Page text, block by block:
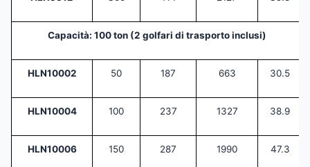
Capacità: 100 ton (2 golfari di trasporto inclusi)
HLN10002 50 187 663 30.5
HLN10004 100 237 1327 38.9
HLN10006 150 287 1990 47.3